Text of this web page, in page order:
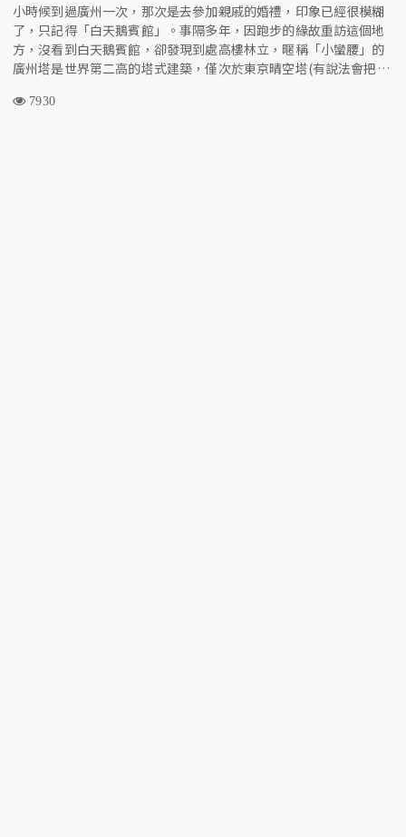
小時候到過廣州一次，那次是去參加親戚的婚禮，印象已經很模糊
了，只記得「白天鵝賓館」。事隔多年，因跑步的緣故重訪這個地
方，沒看到白天鵝賓館，卻發現到處高樓林立，暱稱「小蠻腰」的
廣州塔是世界第二高的塔式建築，僅次於東京晴空塔(有說法會把第
走於這個城市，感受它的人文氣息，實在是一件樂事！
7930